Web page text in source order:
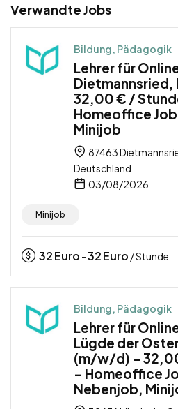
Verwandte Jobs
Bildung, Pädagogik
Lehrer für
32,00 € /
Homeoffice
Minijob
87463
Deutschland
03/08/2026
Minijob
32Euro -32Euro / Stunde
Bildung, Pädagogik
Lehrer für
Lügde der
(m/w/d) –
– Homeoffice
Nebenjob,